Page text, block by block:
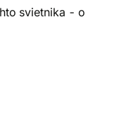
svietnika - o